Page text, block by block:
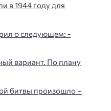
в 1944 году для
о следующем: -
вариант. По плану
битвы произошло –